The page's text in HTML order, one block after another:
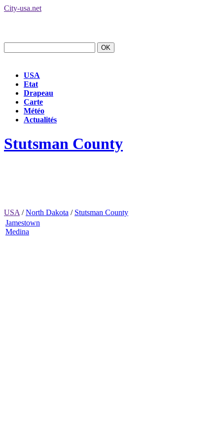
City-usa.net
USA
Etat
Drapeau
Carte
Météo
Actualités
Stutsman County
USA /North Dakota / Stutsman County
Jamestown
Medina